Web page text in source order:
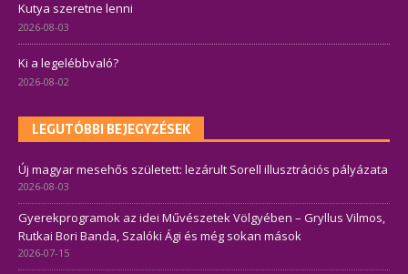
Kutya szeretne lenni
2026-08-03
Ki a legelébbvaló?
2026-08-02
LEGUTÓBBI BEJEGYZÉSEK
Új magyar mesehős született: lezárult Sorell illusztrációs pályázata
2026-08-03
Gyerekprogramok az idei Művészetek Völgyében – Gryllus Vilmos,
Rutkai Bori Banda, Szalóki Ági és még sokan mások
2026-07-15